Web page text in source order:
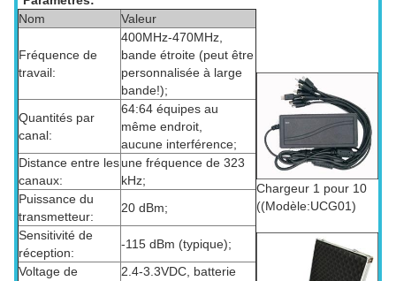
Nom
Valeur
Fréquence de
travail:
400MHz-470MHz,
bande étroite (peut être
personnalisée à large
bande!);
Quantités par
canal:
64:64 équipes au
même endroit,
aucune interférence;
Distance entre les
canaux:
une fréquence de 323
kHz;
Puissance du
transmetteur:
20 dBm;
Sensitivité de
réception:
-115 dBm (typique);
Voltage de
2.4-3.3VDC, batterie
Chargeur 1 pour 10
((Modèle:UCG01)